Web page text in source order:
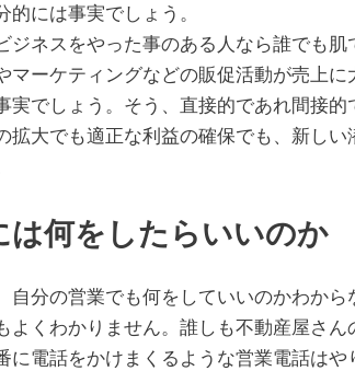
的には事実でしょう。
ジネスをやった事のある人なら誰でも
マーケティングなどの販促活動が売上
実でしょう。そう、直接的であれ間接
拡大でも適正な利益の確保でも、新し
は何をしたらいいのか
自分の営業でも何をしていいのかわか
よくわかりません。誰しも不動産屋さ
に電話をかけまくるような営業電話は